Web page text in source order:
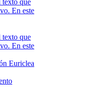
Euriclea